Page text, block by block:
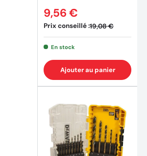
Prix conseillé :19,08 €
9,56 €
En stock
Ajouter au panier